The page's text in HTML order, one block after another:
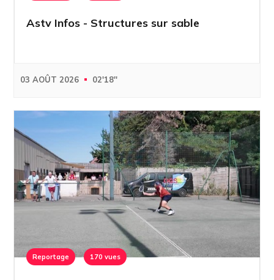
Astv Infos - Structures sur sable
03 AOÛT 2026 02'18''
Reportage 170 vues